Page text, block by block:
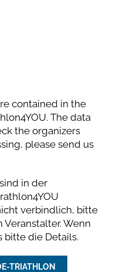
contained in the
The data
the organizers
please send us
in der
verbindlich, bitte
Wenn
bitte die Details.
TRIATHLON